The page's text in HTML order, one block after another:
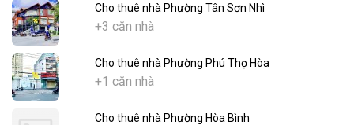
Cho thuê nhà Phường Tân Sơn Nhì
+3 căn nhà
Cho thuê nhà Phường Phú Thọ Hòa
+1 căn nhà
Cho thuê nhà Phường Hòa Bình